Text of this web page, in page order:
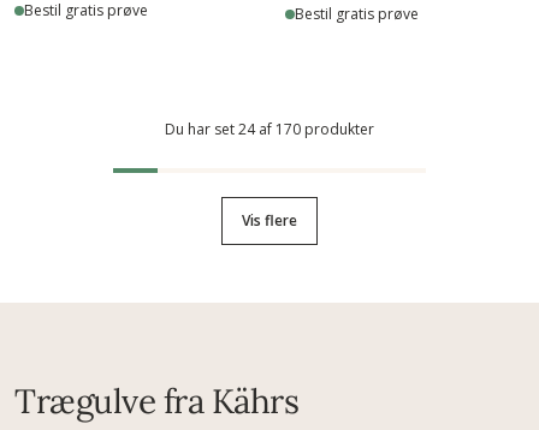
Bestil gratis prøve Bestil gratis prøve
Du har set 24 af 170 produkter
Vis flere
Trægulve fra Kährs